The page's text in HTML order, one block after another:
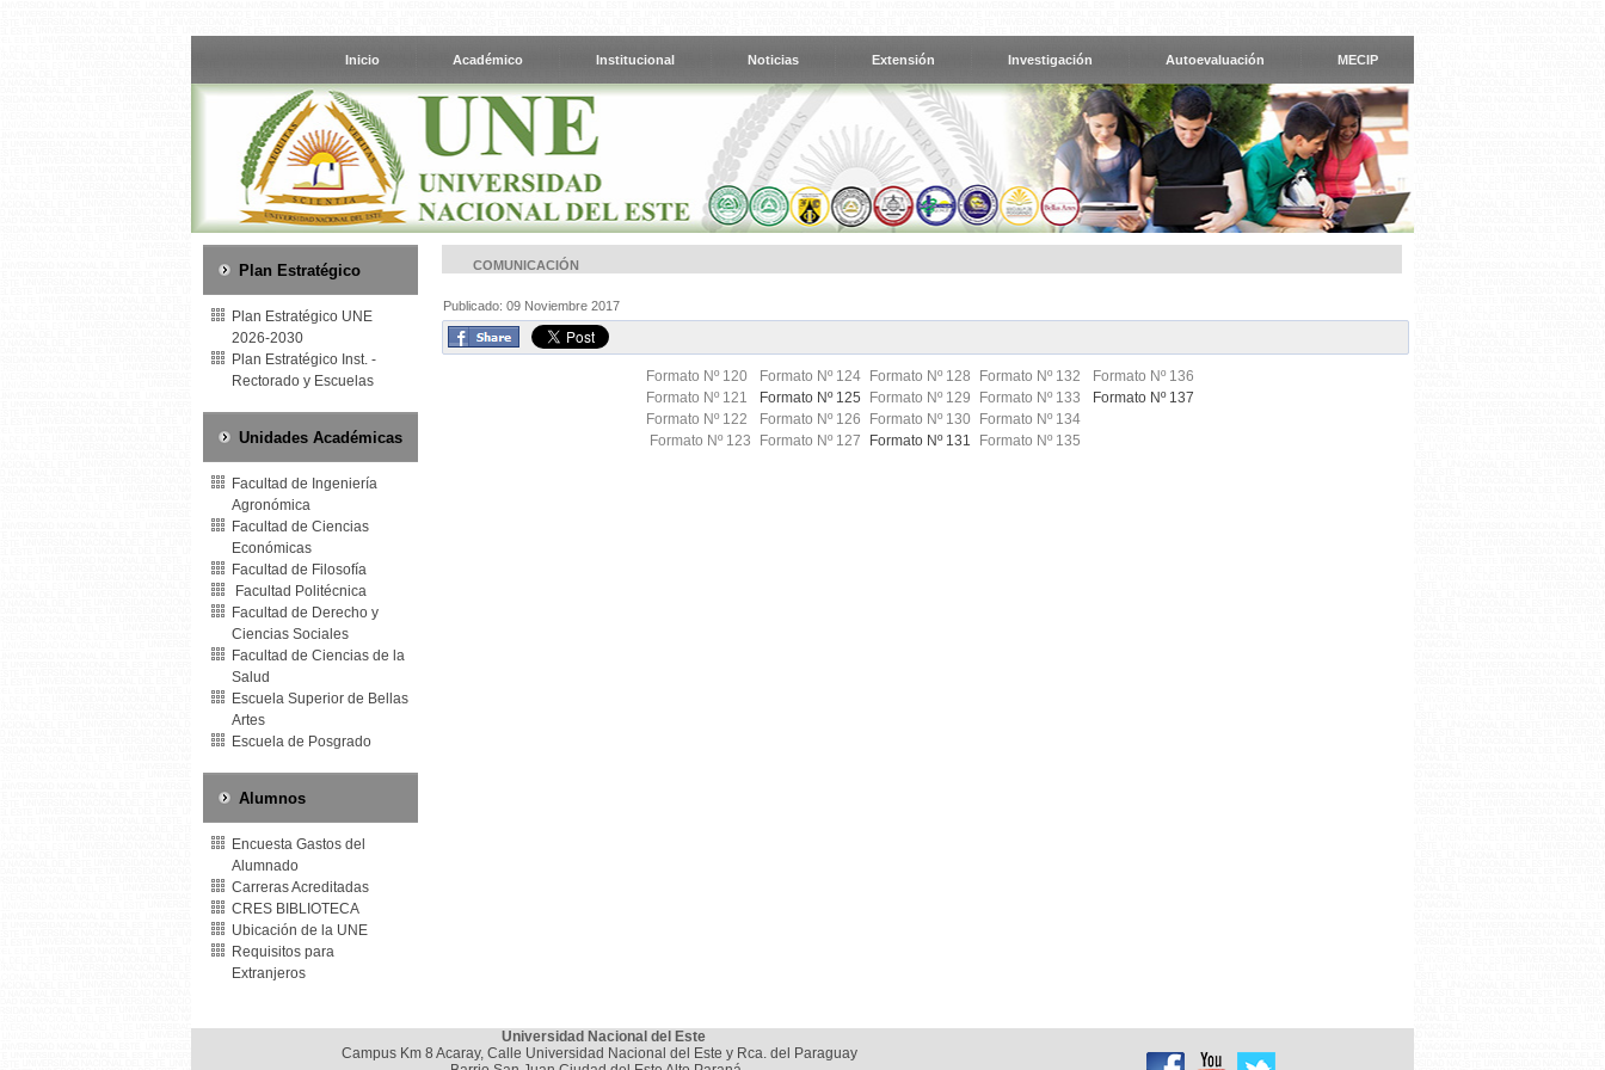
Inicio Académico Institucional Noticias Extensión Investigación Autoevaluación MECIP
Plan Estratégico
Plan Estratégico UNE
2026-2030
Plan Estratégico Inst. -
Rectorado y Escuelas
Unidades Académicas
Facultad de Ingeniería
Agronómica
Facultad de Ciencias
Económicas
Facultad de Filosofía
Facultad Politécnica
Facultad de Derecho y
Ciencias Sociales
Facultad de Ciencias de la
Salud
Escuela Superior de Bellas
Artes
Escuela de Posgrado
Alumnos
Encuesta Gastos del
Alumnado
Carreras Acreditadas
CRES BIBLIOTECA
Ubicación de la UNE
Requisitos para
Extranjeros
COMUNICACIÓN
Publicado: 09 Noviembre 2017
Formato Nº 120 Formato Nº 124 Formato Nº 128 Formato Nº 132
Formato Nº 136
Formato Nº 121
Formato Nº 125 Formato Nº 129 Formato Nº 133
Formato Nº 137
Formato Nº 122
Formato Nº 126 Formato Nº 130
Formato Nº 134
Formato Nº 123
Formato Nº 127 Formato Nº 131 Formato Nº 135
Universidad Nacional del Este
Campus Km 8 Acaray, Calle Universidad Nacional del Este y Rca. del Paraguay